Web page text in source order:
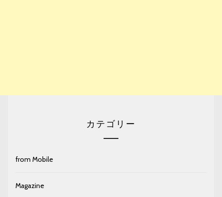
カテゴリー
from Mobile
Magazine